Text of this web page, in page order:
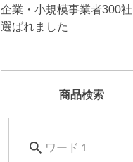
企業・小規模事業者300
選ばれました
商品検索